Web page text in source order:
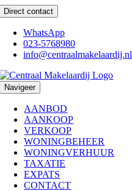
Ga
naar
inhoud
Direct contact
WhatsApp
023-5768980
info@centraalmakelaardij.nl
Navigeer
AANBOD
AANKOOP
VERKOOP
WONINGBEHEER
WONINGVERHUUR
TAXATIE
EXPATS
CONTACT